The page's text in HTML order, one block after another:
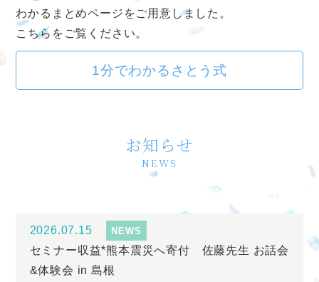
わかるまとめページをご用意しました。
こちらをご覧ください。
1分でわかるさとう式
お知らせ
NEWS
2026.07.15 NEWS
セミナー収益*熊本震災へ寄付 佐藤先生 お話会
&体験会 in 島根